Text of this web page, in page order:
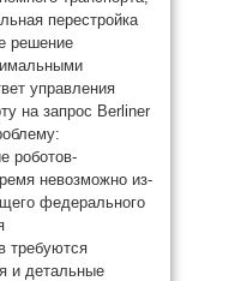
перестройка
решение
управления
на запрос Berliner
роботов-
невозможно из-
федерального
требуются
и детальные